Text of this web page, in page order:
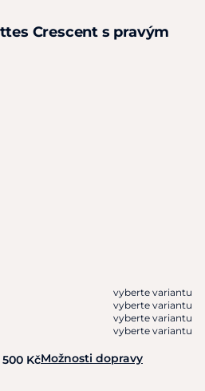
Crescent s pravým
vyberte variantu
vyberte variantu
vyberte variantu
vyberte variantu
500 KčMožnosti dopravy